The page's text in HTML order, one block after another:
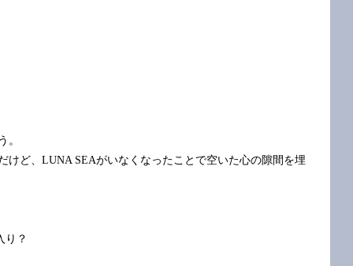
。
ど、LUNA SEAがいなくなったことで空いた心の隙間を埋
り？